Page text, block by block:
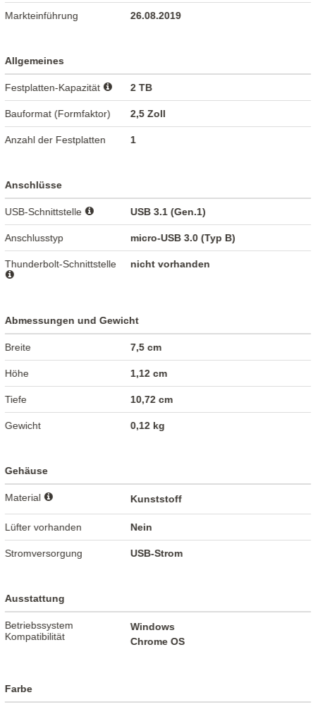
Markteinführung 26.08.2019
Allgemeines
Festplatten-Kapazität 2 TB
Bauformat (Formfaktor) 2,5 Zoll
Anzahl der Festplatten 1
Anschlüsse
USB-Schnittstelle USB 3.1 (Gen.1)
Anschlusstyp micro-USB 3.0 (Typ B)
Thunderbolt-Schnittstelle nicht vorhanden
Abmessungen und Gewicht
Breite 7,5 cm
Höhe 1,12 cm
Tiefe 10,72 cm
Gewicht 0,12 kg
Gehäuse
Material Kunststoff
Lüfter vorhanden Nein
Stromversorgung USB-Strom
Ausstattung
Betriebssystem
Kompatibilität
Windows
Chrome OS
Farbe